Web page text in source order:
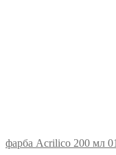
фарба Acrilico 200 мл